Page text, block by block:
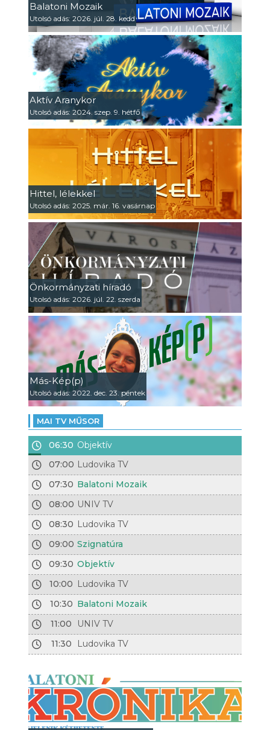
Balatoni Mozaik
Utolsó adás: 2026. júl. 28. kedd
Aktív Aranykor
Utolsó adás: 2024. szep. 9. hétfő
Hittel, lélekkel
Utolsó adás: 2025. már. 16. vasárnap
Önkormányzati híradó
Utolsó adás: 2026. júl. 22. szerda
Más-Kép(p)
Utolsó adás: 2022. dec. 23. péntek
MAI TV MŰSOR
06:30 Objektív
07:00 Ludovika TV
07:30 Balatoni Mozaik
08:00 UNIV TV
08:30 Ludovika TV
09:00 Szignatúra
09:30 Objektív
10:00 Ludovika TV
10:30 Balatoni Mozaik
11:00
UNIV TV
11:30
Ludovika TV